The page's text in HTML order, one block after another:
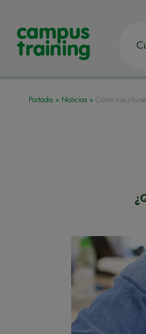
Portada » Noticias » Cómo